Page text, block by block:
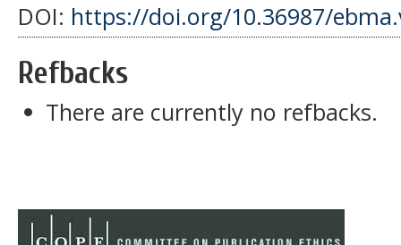
DOI: https://doi.org/10.36987/
Refbacks
There are currently no refbacks.